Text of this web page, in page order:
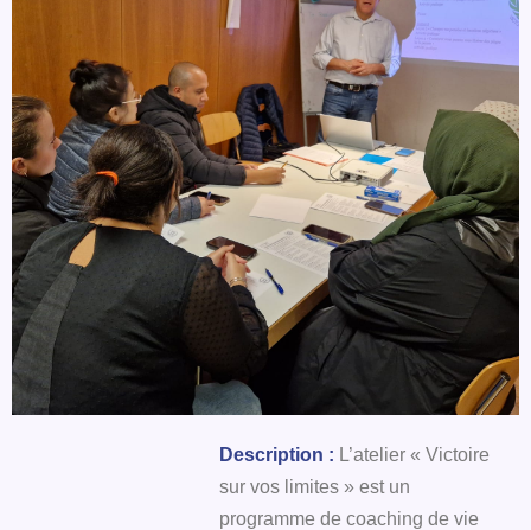
Description : L’atelier « Victoire
sur vos limites » est un
programme de coaching de vie